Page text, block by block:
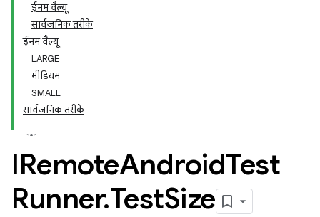
ईनम वैल्यू
सार्वजनिक तरीके
ईनम वैल्यू
LARGE
मीडियम
SMALL
सार्वजनिक तरीके
IRemoteAndroidTest
Runner.TestSize